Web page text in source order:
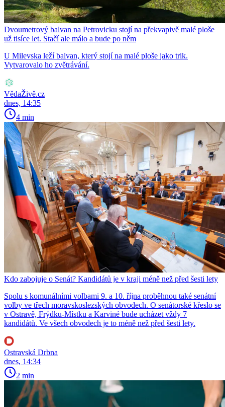
Dvoumetrový balvan na Petrovicku stojí na překvapivě malé ploše
už tisíce let. Stačí ale málo a bude po něm
U Milevska leží balvan, který stojí na malé ploše jako trik.
Vytvarovalo ho zvětrávání.
VědaŽivě.cz
dnes, 14:35
4 min
Kdo zabojuje o Senát? Kandidátů je v kraji méně než před šesti lety
Spolu s komunálními volbami 9. a 10. října proběhnou také senátní
volby ve třech moravskoslezských obvodech. O senátorské křeslo se
v Ostravě, Frýdku-Místku a Karviné bude ucházet vždy 7
kandidátů. Ve všech obvodech je to méně než před šesti lety.
Ostravská Drbna
dnes, 14:34
2 min